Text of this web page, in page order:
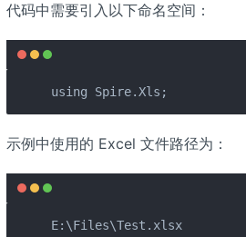
代码中需要引入以下命名空间：
using Spire.Xls;
示例中使用的 Excel 文件路径为：
E:\Files\Test.xlsx